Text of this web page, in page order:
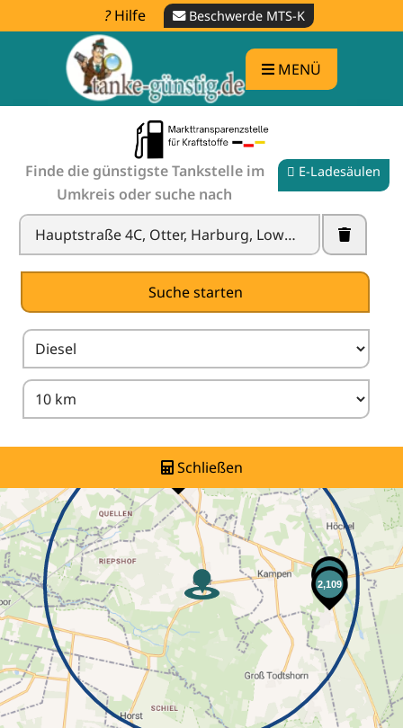
Hilfe Beschwerde MTS-K
MENÜ
Finde die günstigste Tankstelle im
Umkreis oder suche nach
E-Ladesäulen
Suche starten
Schließen
Tankstelle in der Nähe finden -Spritpreise
vergleichen